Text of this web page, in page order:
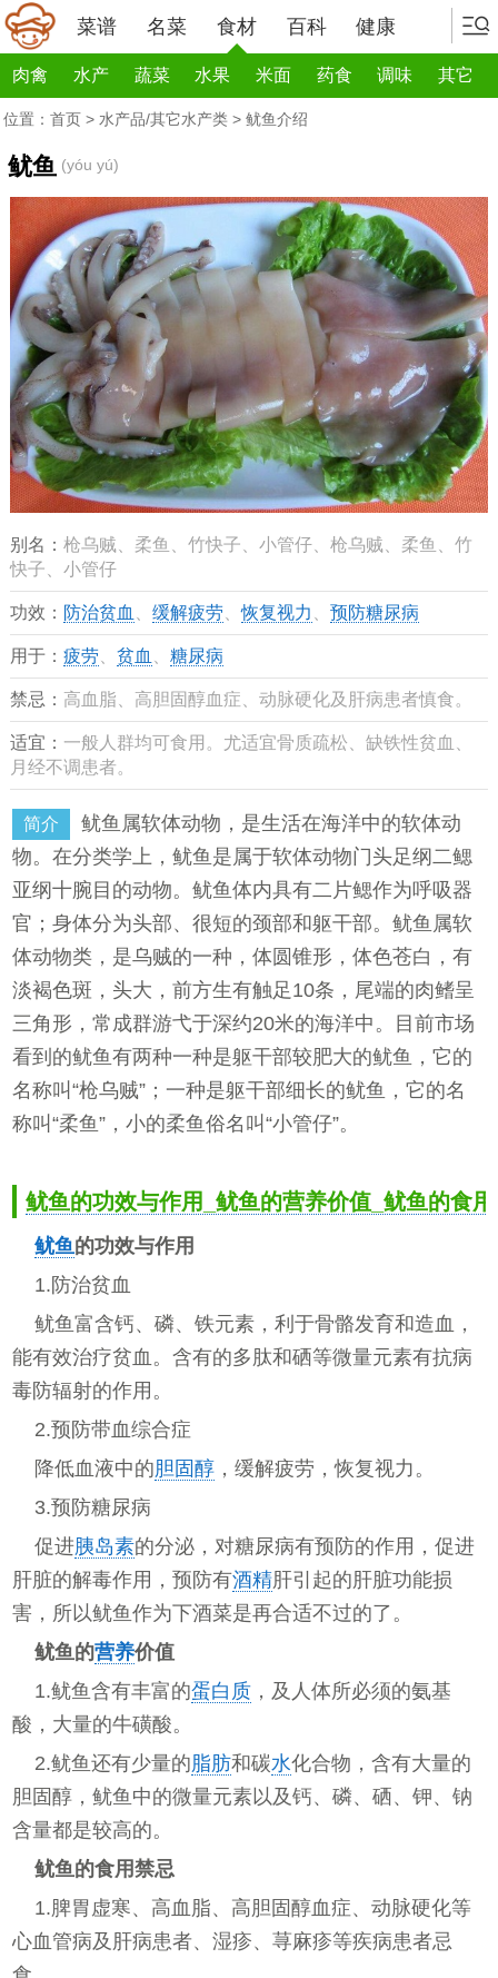
菜谱 名菜 食材 百科 健康
肉禽 水产 蔬菜 水果 米面 药食 调味 其它
位置： 首页 > 水产品/其它水产类 > 鱿鱼介绍
鱿鱼 (yóu yú)
别名： 枪乌贼、柔鱼、竹快子、小管仔、枪乌贼、柔鱼、竹
快子、小管仔
功效： 防治贫血 缓解疲劳、恢复视力 预防糖尿病
用于： 疲劳、 贫血 糖尿病
禁忌： 高血脂、高胆固醇血症、动脉硬化及肝病患者慎食。
适宜： 一般人群均可食用。尤适宜骨质疏松、缺铁性贫血、
月经不调患者。
简介
鱿鱼属软体动物，是生活在海洋中的软体动
物。在分类学上，鱿鱼是属于软体动物门头足纲二鳃
亚纲十腕目的动物。鱿鱼体内具有二片鳃作为呼吸器
官；身体分为头部、很短的颈部和躯干部。鱿鱼属软
体动物类，是乌贼的一种，体圆锥形，体色苍白，有
淡褐色斑，头大，前方生有触足10条，尾端的肉鳍呈
三角形，常成群游弋于深约20米的海洋中。目前市场
看到的鱿鱼有两种一种是躯干部较肥大的鱿鱼，它的
名称叫“枪乌贼”；一种是躯干部细长的鱿鱼，它的名
称叫“柔鱼”，小的柔鱼俗名叫“小管仔”。
鱿鱼的功效与作用_鱿鱼的营养价值_鱿鱼的食
鱿鱼的功效与作用
1.防治贫血
鱿鱼富含钙、磷、铁元素，利于骨骼发育和造血，
能有效治疗贫血。含有的多肽和硒等微量元素有抗病
毒防辐射的作用。
2.预防带血综合症
降低血液中的胆固醇 ，缓解疲劳，恢复视力。
3.预防糖尿病
促进胰岛素的分泌，对糖尿病有预防的作用，促进
肝脏的解毒作用，预防有酒精肝引起的肝脏功能损
害，所以鱿鱼作为下酒菜是再合适不过的了。
鱿鱼的营养价值
1.鱿鱼含有丰富的蛋白质 ，及人体所必须的氨基
酸，大量的牛磺酸。
2.鱿鱼还有少量的脂肪和碳水化合物，含有大量的
胆固醇，鱿鱼中的微量元素以及钙、磷、硒、钾、钠
含量都是较高的。
鱿鱼的食用禁忌
1.脾胃虚寒、高血脂、高胆固醇血症、动脉硬化等
心血管病及肝病患者、湿疹、荨麻疹等疾病患者忌